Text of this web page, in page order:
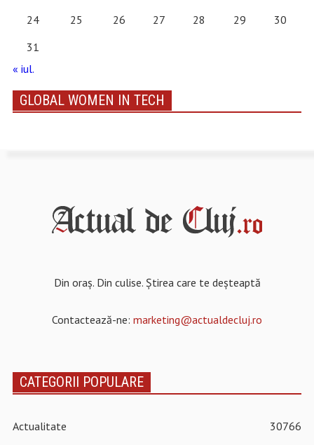
24
25 26 27 28 29
30
31
« iul.
GLOBAL WOMEN IN TECH
Din oraș. Din culise. Știrea care te deșteaptă
Contactează-ne: marketing@actualdecluj.ro
CATEGORII POPULARE
Actualitate 30766